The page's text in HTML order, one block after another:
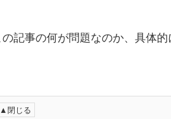
記事の何が問題なのか、具体的